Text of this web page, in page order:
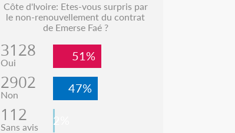
Côte d'Ivoire: Etes-vous surpris par
le non-renouvellement du contrat
de Emerse Faé ?
3128
Oui 51%
2902
Non 47%
112
Sans avis 2%